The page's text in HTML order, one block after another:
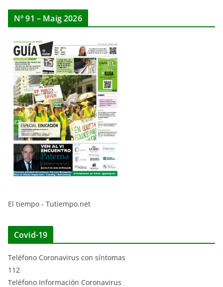
Nº 91 – Maig 2026
El tiempo - Tutiempo.net
Covid-19
Teléfono Coronavirus con síntomas
112
Teléfono Información Coronavirus